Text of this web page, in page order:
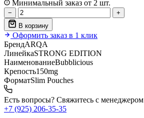
Минимальный заказ от 2 шт.
−
+
В корзину
Оформить заказ в 1 клик
БрендARQA
ЛинейкаSTRONG EDITION
НаименованиеBubblicious
Крепость150mg
ФорматSlim Pouches
Есть вопросы? Свяжитесь с менеджером
+7 (925) 206‑35‑35